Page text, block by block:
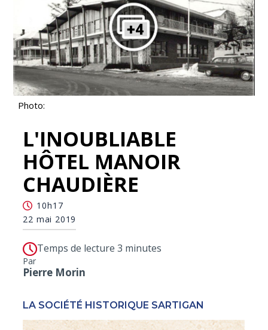
Photo:
L'INOUBLIABLE
HÔTEL MANOIR
CHAUDIÈRE
10h17
22 mai 2019
Temps de lecture 3 minutes
Par
Pierre Morin
LA SOCIÉTÉ HISTORIQUE SARTIGAN